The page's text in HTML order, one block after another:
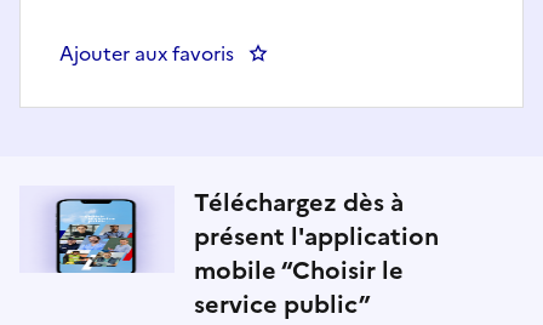
Ajouter aux favoris : Ingénieur pilote en détection
Téléchargez dès à
présent l'application
mobile “Choisir le
service public”